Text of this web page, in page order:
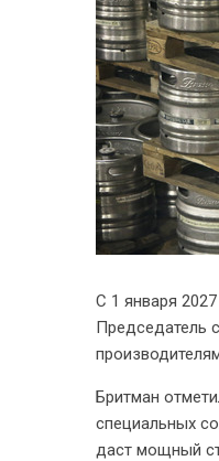
С 1 января
Председатель
Бритман
специальных
даст мощный